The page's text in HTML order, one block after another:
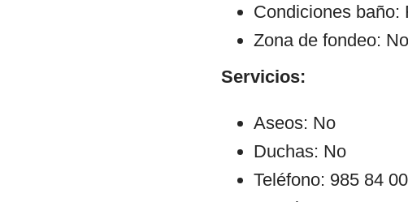
Condiciones baño:
Zona de fondeo: No
Servicios:
Aseos: No
Duchas: No
Teléfono: 985 84